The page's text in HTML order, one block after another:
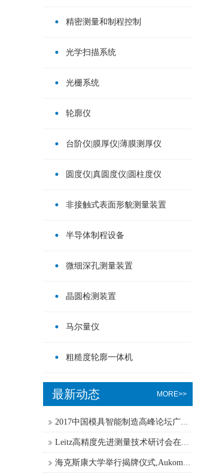
精密测量和制程控制
光学扫描系统
光栅系统
轮廓仪
台阶仪|膜厚仪|薄膜测厚仪
圆度仪|真圆度仪|圆柱度仪
非接触式表面形貌测量装置
半导体制程设备
微细深孔测量装置
晶圆检测装置
马尔量仪
粗糙度轮廓一体机
最新动态 MORE>>
2017中国模具智能制造高峰论坛广东长安盛大举行
Leitz高精度先进测量技术研讨会在深圳召开
海克斯康大学举行揭牌仪式,Aukom免费公开课正式